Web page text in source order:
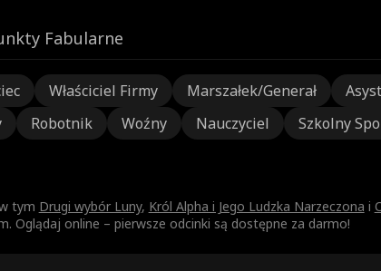
Fabularne
Właściciel Firmy Marszałek/Generał
Robotnik Woźny Nauczyciel Szkolny
tym Drugi wybór Luny, Król Alpha i Jego Ludzka Narzeczona i
Oglądaj online – pierwsze odcinki są dostępne za darmo!